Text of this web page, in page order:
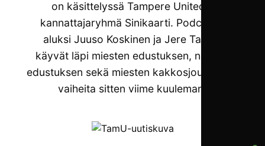
on käsittelyssä Tampere Unitedin
kannattajaryhmä Sinikaarti. Podcastin
aluksi Juuso Koskinen ja Jere Takala
käyvät läpi miesten edustuksen, naisten
edustuksen sekä miesten kakkosjoukkueen
vaiheita sitten viime kuuleman.